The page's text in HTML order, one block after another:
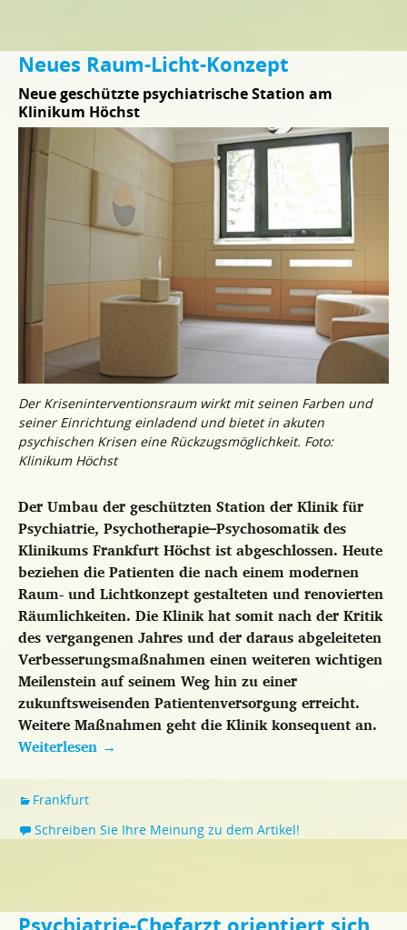
Neues Raum-Licht-Konzept
Neue geschützte psychiatrische Station am
Klinikum Höchst
Der Kriseninterventionsraum wirkt mit seinen Farben und
seiner Einrichtung einladend und bietet in akuten
psychischen Krisen eine Rückzugsmöglichkeit. Foto:
Klinikum Höchst
Der Umbau der geschützten Station der Klinik für
Psychiatrie, Psychotherapie–Psychosomatik des
Klinikums Frankfurt Höchst ist abgeschlossen. Heute
beziehen die Patienten die nach einem modernen
Raum- und Lichtkonzept gestalteten und renovierten
Räumlichkeiten. Die Klinik hat somit nach der Kritik
des vergangenen Jahres und der daraus abgeleiteten
Verbesserungsmaßnahmen einen weiteren wichtigen
Meilenstein auf seinem Weg hin zu einer
zukunftsweisenden Patientenversorgung erreicht.
Weitere Maßnahmen geht die Klinik konsequent an.
Weiterlesen →
Frankfurt
Schreiben Sie Ihre Meinung zu dem Artikel!
Psychiatrie-Chefarzt orientiert sich